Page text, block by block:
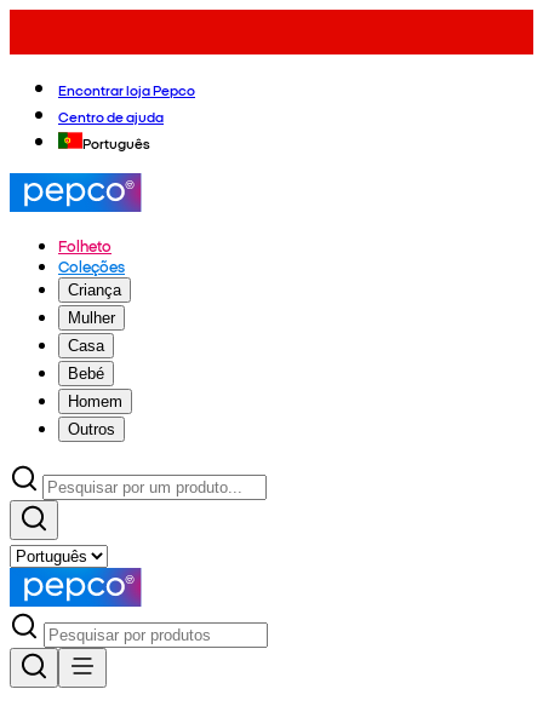
Encontrar loja Pepco
Centro de ajuda
Português
Folheto
Coleções
Criança
Mulher
Casa
Bebé
Homem
Outros